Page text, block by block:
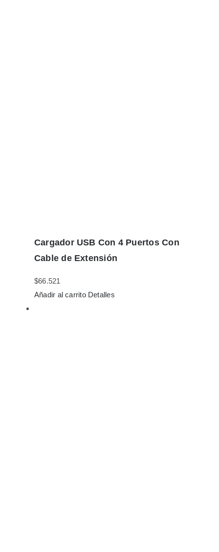
Cargador USB Con 4 Puertos Con
Cable de Extensión
$66.521
Añadir al carrito Detalles